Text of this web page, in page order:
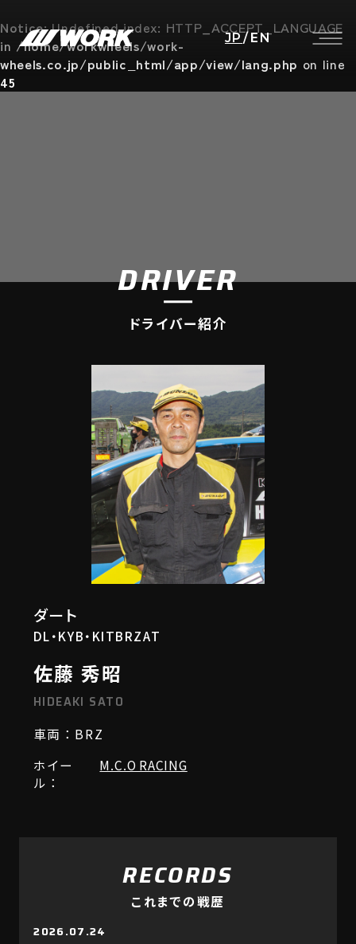
Notice: Undefined index: HTTP_ACCEPT_LANGUAGE
in /home/workwheels/work-
wheels.co.jp/public_html/app/view/lang.php on line
45
JP / EN
DRIVER
ドライバー紹介
ダート
DL・KYB・KITBRZAT
佐藤 秀昭
HIDEAKI SATO
車両：BRZ
ホイー
ル：
M.C.O RACING
RECORDS
これまでの戦歴
2026.07.24